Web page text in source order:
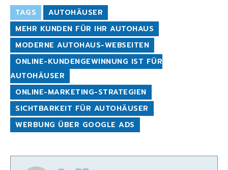
TAGS
AUTOHÄUSER
MEHR KUNDEN FÜR IHR AUTOHAUS
MODERNE AUTOHAUS-WEBSEITEN
ONLINE-KUNDENGEWINNUNG IST FÜR
AUTOHÄUSER
ONLINE-MARKETING-STRATEGIEN
SICHTBARKEIT FÜR AUTOHÄUSER
WERBUNG ÜBER GOOGLE ADS